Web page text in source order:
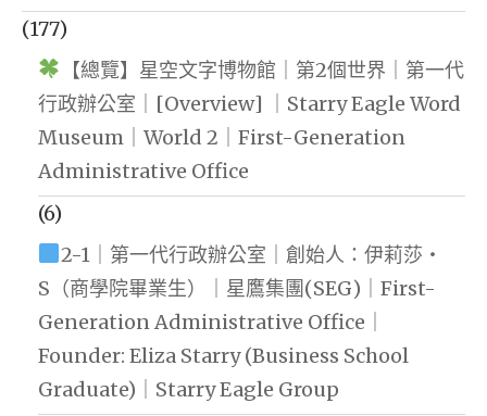
(177)
【總覽】星空文字博物館｜第2個世界｜第一代
行政辦公室｜[Overview] ｜Starry Eagle Word
Museum｜World 2｜First-Generation
Administrative Office
(6)
2-1｜第一代行政辦公室｜創始人：伊莉莎・
S（商學院畢業生）｜星鷹集團(SEG)｜First-
Generation Administrative Office｜
Founder: Eliza Starry (Business School
Graduate)｜Starry Eagle Group